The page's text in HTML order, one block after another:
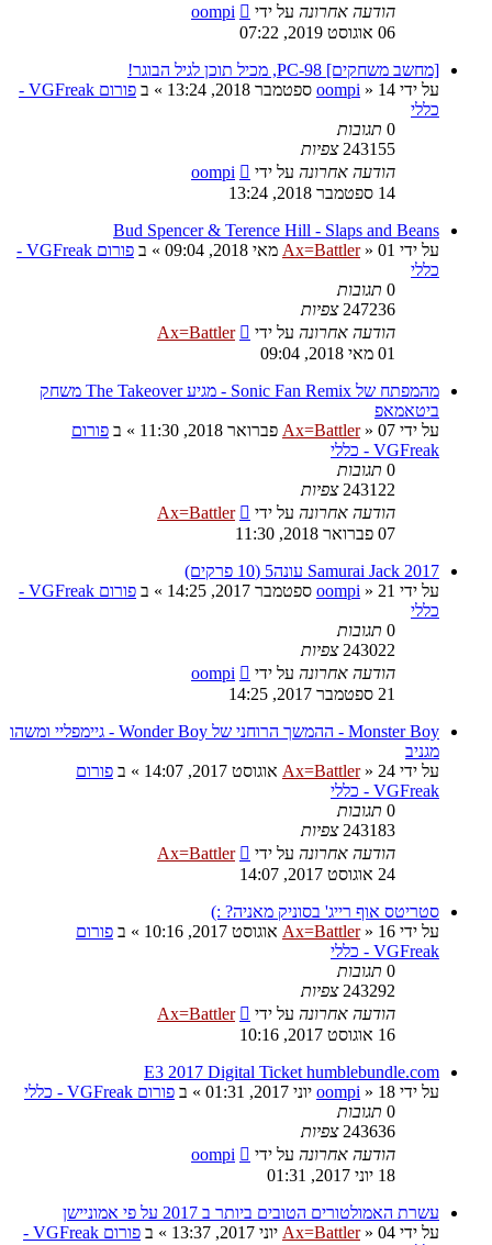
הודעה אחרונה על ידי
oompi
06 אוגוסט 2019, 07:22
[מחשב משחקים] PC-98, מכיל תוכן לגיל הבוגר!
על ידי
oompi » 14 ספטמבר 2018, 13:24 » ב
פורום VGFreak -
כללי
0 תגובות
243155 צפיות
הודעה אחרונה על ידי
oompi
14 ספטמבר 2018, 13:24
Bud Spencer & Terence Hill - Slaps and Beans
על ידי
Ax=Battler» 01 מאי 2018, 09:04 » ב
פורום VGFreak -
כללי
0 תגובות
247236 צפיות
הודעה אחרונה על ידי
Ax=Battler
01 מאי 2018, 09:04
מהמפתח של Sonic Fan Remix - מגיע The Takeover משחק
ביטאמאפ
על ידי
Ax=Battler» 07 פברואר 2018, 11:30 » ב פורום
VGFreak - כללי
0 תגובות
243122 צפיות
הודעה אחרונה על ידי
Ax=Battler
07 פברואר 2018, 11:30
Samurai Jack 2017 עונה5 (10 פרקים)
על ידי
oompi » 21 ספטמבר 2017, 14:25 » ב
פורום VGFreak -
כללי
0 תגובות
243022 צפיות
הודעה אחרונה על ידי
oompi
21 ספטמבר 2017, 14:25
Monster Boy - ההמשך הרוחני של Wonder Boy - גיימפליי ומשהו
מגניב
על ידי
Ax=Battler» 24 אוגוסט 2017, 14:07 » ב פורום
VGFreak - כללי
0 תגובות
243183 צפיות
הודעה אחרונה על ידי
Ax=Battler
24 אוגוסט 2017, 14:07
סטריטס אוף רייג' בסוניק מאניה? :)
על ידי
Ax=Battler» 16 אוגוסט 2017, 10:16 » ב פורום
VGFreak - כללי
0 תגובות
243292 צפיות
הודעה אחרונה על ידי
Ax=Battler
16 אוגוסט 2017, 10:16
E3 2017 Digital Ticket humblebundle.com
על ידי
oompi » 18 יוני 2017, 01:31 » ב פורום VGFreak - כללי
0 תגובות
243636 צפיות
הודעה אחרונה על ידי
oompi
18 יוני 2017, 01:31
עשרת האמולטורים הטובים ביותר ב 2017 על פי אמוניישן
על ידי
Ax=Battler» 04 יוני 2017, 13:37 » ב
פורום VGFreak -